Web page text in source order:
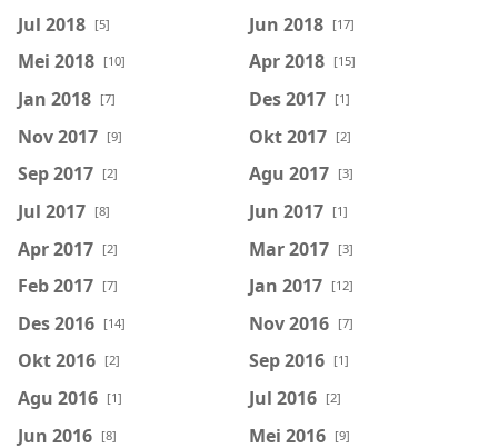
Jul 2018 [5] Jun 2018 [17]
Mei 2018 [10] Apr 2018 [15]
Jan 2018 [7] Des 2017 [1]
Nov 2017 [9] Okt 2017 [2]
Sep 2017 [2] Agu 2017 [3]
Jul 2017 [8] Jun 2017 [1]
Apr 2017 [2] Mar 2017 [3]
Feb 2017 [7] Jan 2017 [12]
Des 2016 [14] Nov 2016 [7]
Okt 2016 [2] Sep 2016 [1]
Agu 2016 [1] Jul 2016 [2]
Jun 2016 [8] Mei 2016 [9]